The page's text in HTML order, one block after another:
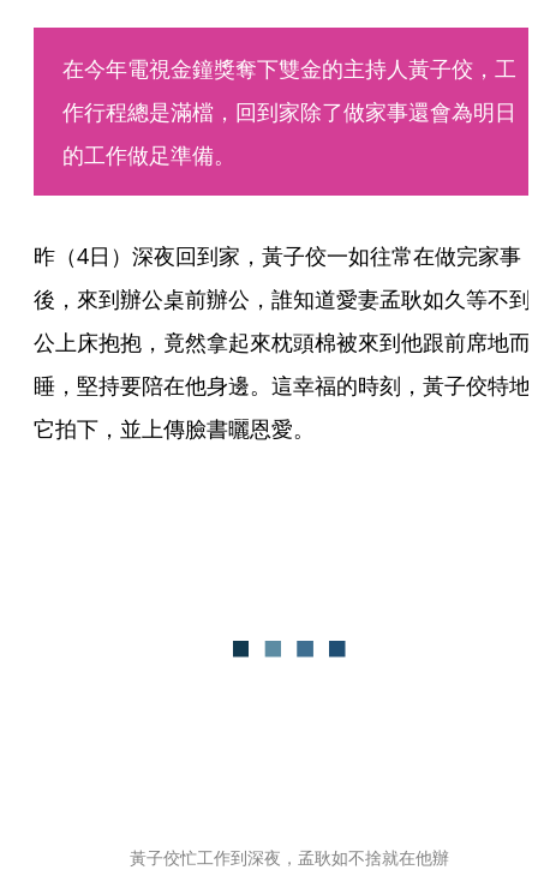
在今年電視金鐘獎奪下雙金的主持人黃子佼，工
作行程總是滿檔，回到家除了做家事還會為明日
的工作做足準備。
昨（4日）深夜回到家，黃子佼一如往常在做完家事
後，來到辦公桌前辦公，誰知道愛妻孟耿如久等不到
公上床抱抱，竟然拿起來枕頭棉被來到他跟前席地而
睡，堅持要陪在他身邊。這幸福的時刻，黃子佼特地
它拍下，並上傳臉書曬恩愛。
黃子佼忙工作到深夜，孟耿如不捨就在他辦